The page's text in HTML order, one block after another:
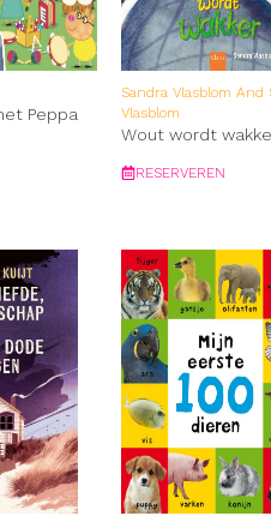
Peppa
Sandra Vlasblom And
Vlasblom
Wout wordt
RESERVEREN